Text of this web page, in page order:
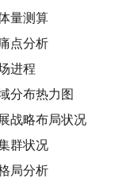
量测算
点分析
进程
分布热力图
战略布局状况
群状况
局分析